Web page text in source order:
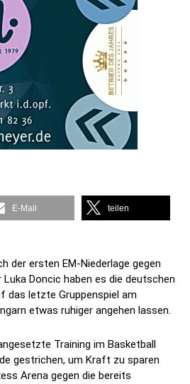
E-Mail teilen
der ersten EM-Niederlage gegen
Doncic haben es die deutschen
das letzte Gruppenspiel am
etwas ruhiger angehen lassen.
Training im Basketball
gestrichen, um Kraft zu sparen
Arena gegen die bereits